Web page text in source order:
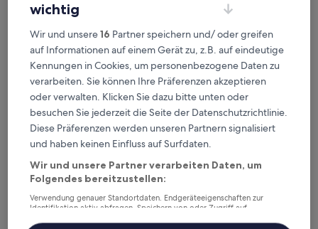
Deine Ausgangsbasis nahe
Station Ushiyama
Meitetsu Komaki Hotel
wichtig
Wir und unsere16 Partner speichern und/ oder greifen
auf Informationen auf einem Gerät zu, z.B. auf eindeutige
Kennungen in Cookies, um personenbezogene Daten zu
verarbeiten. Sie können Ihre Präferenzen akzeptieren
oder verwalten. Klicken Sie dazu bitte unten oder
besuchen Sie jederzeit die Seite der Datenschutzrichtlinie.
Diese Präferenzen werden unseren Partnern signalisiert
und haben keinen Einfluss auf Surfdaten.
Wir und unsere Partner verarbeiten Daten, um
Folgendes bereitzustellen:
Verwendung genauer Standortdaten. Endgeräteeigenschaften zur
Identifikation aktiv abfragen. Speichern von oder Zugriff auf